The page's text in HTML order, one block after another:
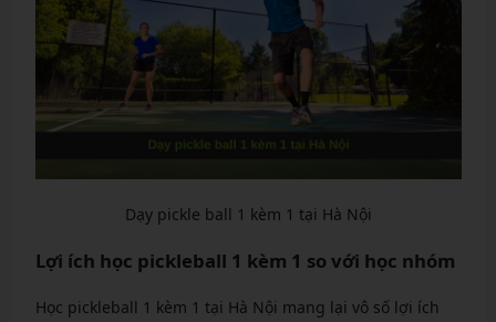
Dạy pickle ball 1 kèm 1 tại Hà Nội
Lợi ích học pickleball 1 kèm 1 so với học nhóm
Học pickleball 1 kèm 1 tại Hà Nội mang lại vô số lợi ích